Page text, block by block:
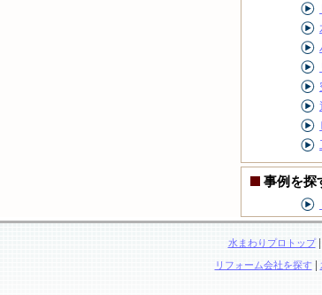
事例を探
水まわりプロトップ|
リフォーム会社を探す |